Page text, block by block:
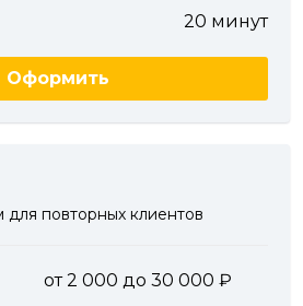
20 минут
Оформить
повторных клиентов
от 2 000 до 30 000